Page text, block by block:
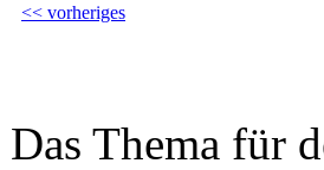
<< vorheriges
Das Thema für